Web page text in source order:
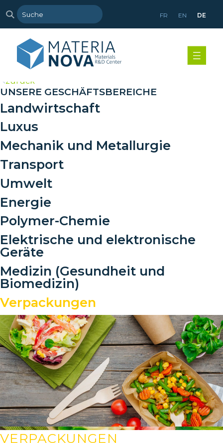
FR EN DE
zurück
UNSERE GESCHÄFTSBEREICHE
Landwirtschaft
Luxus
Mechanik und Metallurgie
Transport
Umwelt
Energie
Polymer-Chemie
Elektrische und elektronische
Geräte
Medizin (Gesundheit und
Biomedizin)
Verpackungen
VERPACKUNGEN